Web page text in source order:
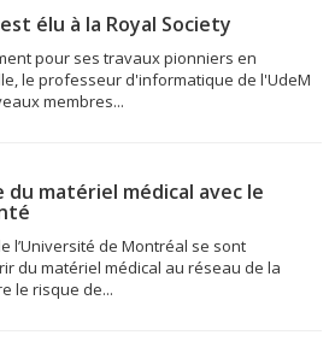
élu à la Royal Society
pour ses travaux pionniers en
le professeur d'informatique de l'UdeM
membres...
du matériel médical avec le
l’Université de Montréal se sont
du matériel médical au réseau de la
le risque de...